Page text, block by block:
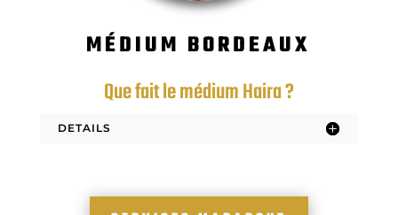
MÉDIUM BORDEAUX
Que fait le médium Haira ?
DETAILS